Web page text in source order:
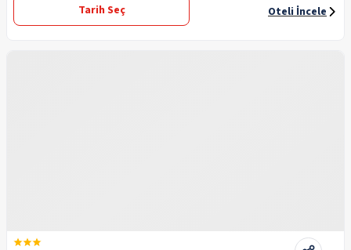
Tarih Seç
Oteli İncele